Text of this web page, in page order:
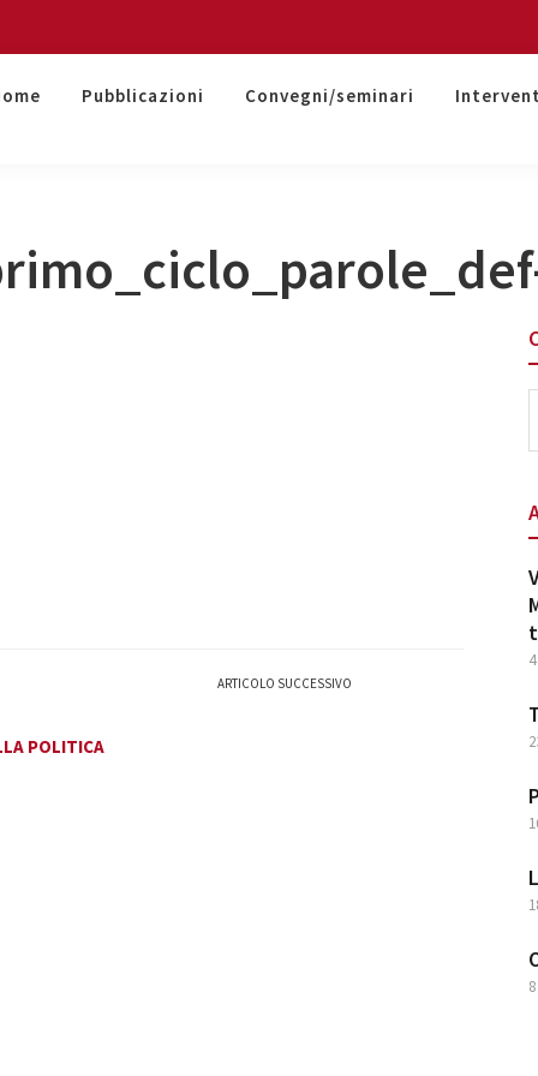
Pubblicazioni Convegni/seminari
POLITICA
ARTICOLO SUCCESSIVO